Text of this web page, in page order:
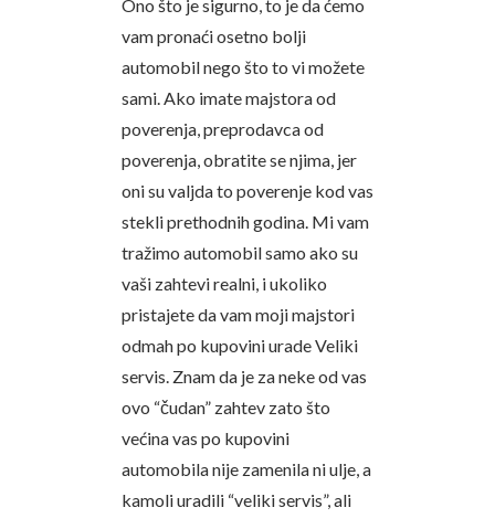
Ono što je sigurno, to je da ćemo
vam pronaći osetno bolji
automobil nego što to vi možete
sami. Ako imate majstora od
poverenja, preprodavca od
poverenja, obratite se njima, jer
oni su valjda to poverenje kod vas
stekli prethodnih godina. Mi vam
tražimo automobil samo ako su
vaši zahtevi realni, i ukoliko
pristajete da vam moji majstori
odmah po kupovini urade Veliki
servis. Znam da je za neke od vas
ovo “čudan” zahtev zato što
većina vas po kupovini
automobila nije zamenila ni ulje, a
kamoli uradili “veliki servis”, ali